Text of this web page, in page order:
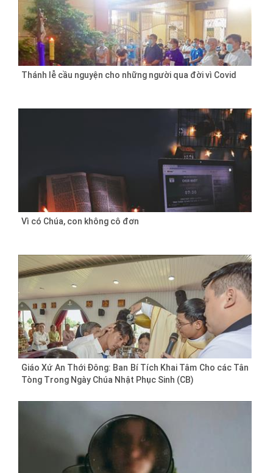
Thánh lễ cầu nguyện cho những người qua đời vì Covid
Vì có Chúa, con không cô đơn
Giáo Xứ An Thới Đông: Ban Bí Tích Khai Tâm Cho các Tân
Tòng Trong Ngày Chúa Nhật Phục Sinh (CB)